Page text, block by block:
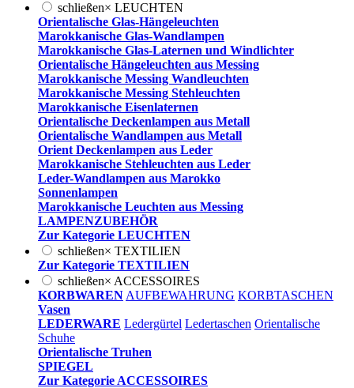
schließen× LEUCHTEN
Orientalische Glas-Hängeleuchten
Marokkanische Glas-Wandlampen
Marokkanische Glas-Laternen und Windlichter
Orientalische Hängeleuchten aus Messing
Marokkanische Messing Wandleuchten
Marokkanische Messing Stehleuchten
Marokkanische Eisenlaternen
Orientalische Deckenlampen aus Metall
Orientalische Wandlampen aus Metall
Orient Deckenlampen aus Leder
Marokkanische Stehleuchten aus Leder
Leder-Wandlampen aus Marokko
Sonnenlampen
Marokkanische Leuchten aus Messing
LAMPENZUBEHÖR
Zur Kategorie LEUCHTEN
schließen× TEXTILIEN
Zur Kategorie TEXTILIEN
schließen× ACCESSOIRES
KORBWAREN AUFBEWAHRUNG KORBTASCHEN
Vasen
LEDERWARE Ledergürtel Ledertaschen Orientalische
Schuhe
Orientalische Truhen
SPIEGEL
Zur Kategorie ACCESSOIRES